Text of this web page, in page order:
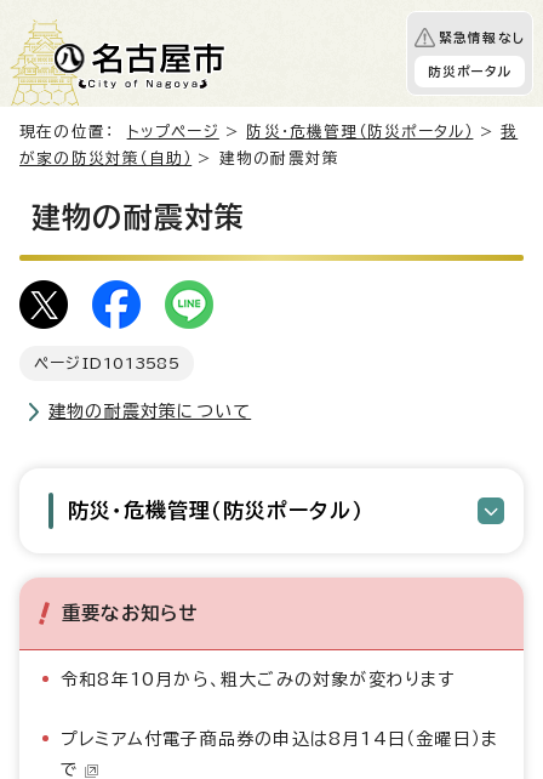
緊急情報なし
防災ポータル
現在の位置： トップページ > 防災・危機管理（防災ポータル） >我
が家の防災対策（自助）
> 建物の耐震対策
建物の耐震対策
ページID 1013585
建物の耐震対策について
防災・危機管理（防災ポータル）
重要なお知らせ
令和8年10月から、粗大ごみの対象が変わります
プレミアム付電子商品券の申込は8月14日（金曜日）ま
で